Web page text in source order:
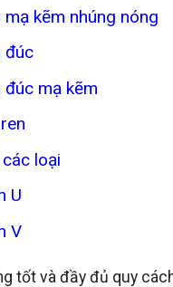
mạ kẽm nhúng nóng
đúc
đúc mạ kẽm
loại
U
V
tốt và đầy đủ quy